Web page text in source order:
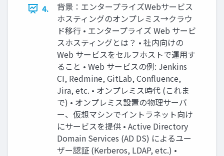
4.
背景：エンタープライズWebサービス
ホスティングのオンプレミス→クラウ
ド移行 • エンタープライズ Web サービ
スホスティングとは？ • 社内向けの
Web サービスをセルフホストで運用す
ること • Web サービスの例: Jenkins
CI, Redmine, GitLab, Confluence,
Jira, etc. • オンプレミス時代 (これま
で) • オンプレミス設置の物理サーバ
ー、仮想マシンでイントラネット向け
にサービスを提供 • Active Directory
Domain Services (AD DS) によるユー
ザー認証 (Kerberos, LDAP, etc.) •